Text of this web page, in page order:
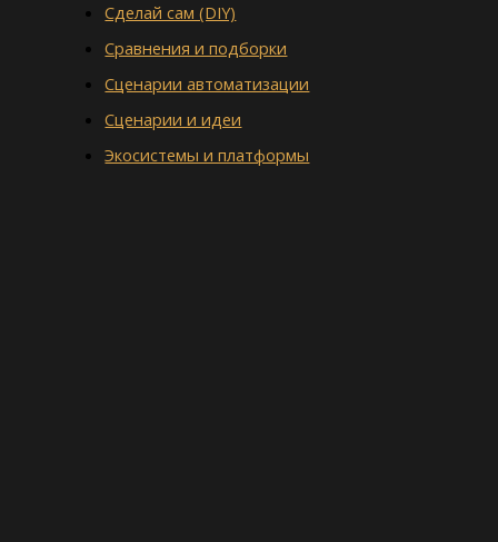
Сделай сам (DIY)
Сравнения и подборки
Сценарии автоматизации
Сценарии и идеи
Экосистемы и платформы